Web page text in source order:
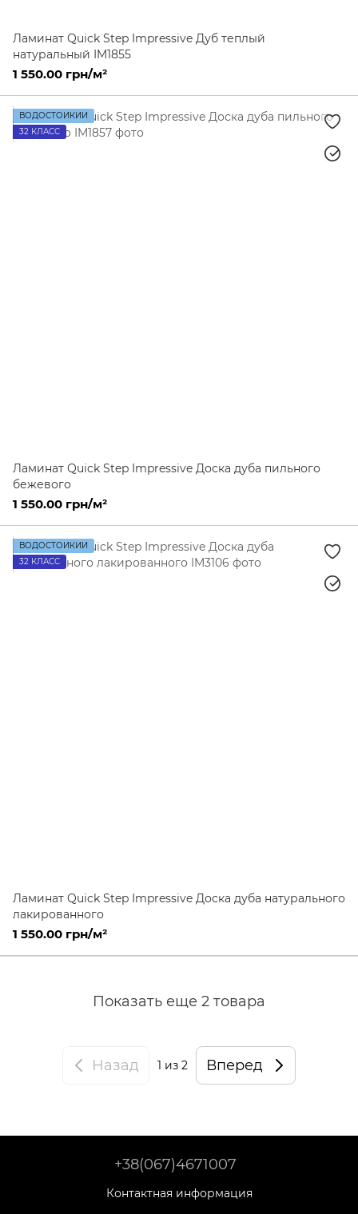
Ламинат Quick Step Impressive Дуб теплый
натуральный IM1855
1 550.00 грн/м²
ВОДОСТОЙКИЙ
32 КЛАСС
Ламинат Quick Step Impressive Доска дуба пильного
бежевого
1 550.00 грн/м²
ВОДОСТОЙКИЙ
32 КЛАСС
Ламинат Quick Step Impressive Доска дуба натурального
лакированного
1 550.00 грн/м²
Показать еще 2 товара
Назад 1 из 2 Вперед
+38(067)4671007
Контактная информация